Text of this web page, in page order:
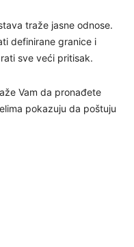
traže jasne odnose.
definirane granice i
sve veći pritisak.
Vam da pronađete
pokazuju da poštuju